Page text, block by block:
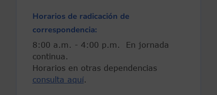
Horarios de radicación de
correspondencia:
8:00 a.m. - 4:00 p.m. En jornada
continua.
Horarios en otras dependencias
consulta aquí.